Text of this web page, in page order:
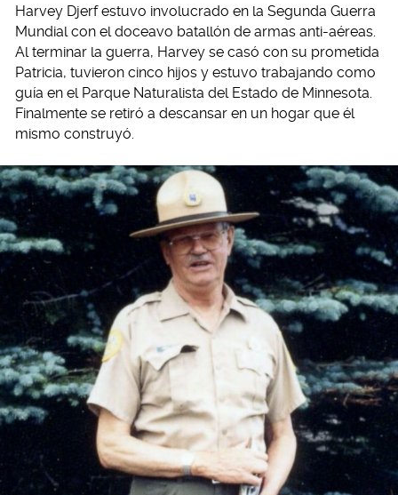
Harvey Djerf estuvo involucrado en la Segunda Guerra
Mundial con el doceavo batallón de armas anti-aéreas.
Al terminar la guerra, Harvey se casó con su prometida
Patricia, tuvieron cinco hijos y estuvo trabajando como
guía en el Parque Naturalista del Estado de Minnesota.
Finalmente se retiró a descansar en un hogar que él
mismo construyó.